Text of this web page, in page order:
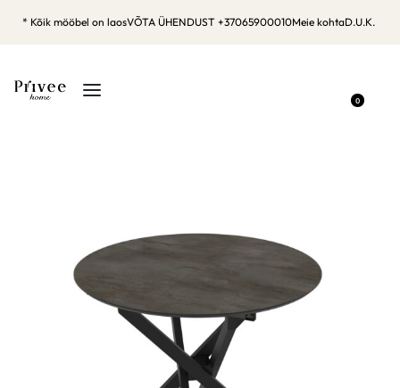
* Kõik mööbel on laosVÕTA ÜHENDUST +37065900010Meie kohtaD.U.K.
0